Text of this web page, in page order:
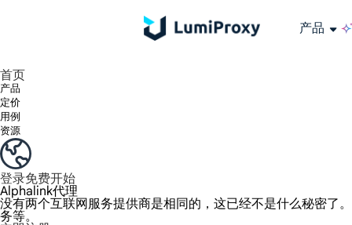
产品
首页
产品
定价
用例
资源
登录免费开始
Alphalink代理
没有两个互联网服务提供商是相同的，这已经不是什么秘密了
务等。